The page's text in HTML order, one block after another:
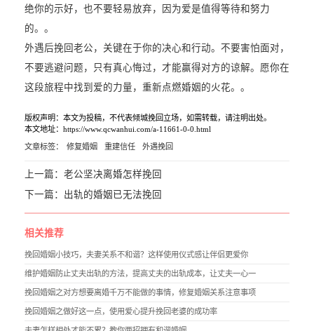
绝你的示好，也不要轻易放弃，因为爱是值得等待和努力
的。。
外遇后挽回老公，关键在于你的决心和行动。不要害怕面对，
不要逃避问题，只有真心悔过，才能赢得对方的谅解。愿你在
这段旅程中找到爱的力量，重新点燃婚姻的火花。。
版权声明：本文为投稿，不代表倾城挽回立场，如需转载，请注明出处。
本文地址：https://www.qcwanhui.com/a-11661-0-0.html
文章标签： 修复婚姻 重建信任 外遇挽回
上一篇： 老公坚决离婚怎样挽回
下一篇： 出轨的婚姻已无法挽回
相关推荐
挽回婚姻小技巧，夫妻关系不和谐？这样使用仪式感让伴侣更爱你
维护婚姻防止丈夫出轨的方法，提高丈夫的出轨成本，让丈夫一心一
挽回婚姻之对方想要离婚千万不能做的事情，修复婚姻关系注意事项
挽回婚姻之做好这一点，使用爱心提升挽回老婆的成功率